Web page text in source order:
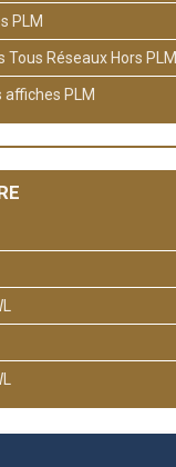
PLM
Réseaux Hors PLM
affiches PLM